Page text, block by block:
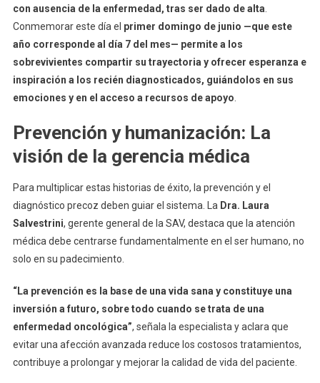
con ausencia de la enfermedad, tras ser dado de alta
Conmemorar este día el primer domingo de junio —que este
año corresponde al día 7 del mes— permite a los
sobrevivientes compartir su trayectoria y ofrecer esperanza e
inspiración a los recién diagnosticados, guiándolos en sus
emociones y en el acceso a recursos de apoyo
Prevención y humanización: La
visión de la gerencia médica
Para multiplicar estas historias de éxito, la prevención y el
diagnóstico precoz deben guiar el sistema. La Dra. Laura
Salvestrini, gerente general de la SAV, destaca que la atención
médica debe centrarse fundamentalmente en el ser humano, no
solo en su padecimiento.
“La prevención es la base de una vida sana y constituye una
inversión a futuro, sobre todo cuando se trata de una
enfermedad oncológica”, señala la especialista y aclara que
evitar una afección avanzada reduce los costosos tratamientos,
contribuye a prolongar y mejorar la calidad de vida del paciente.